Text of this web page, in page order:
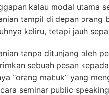
kalau modal utama
tampil di depan orang
keliru, tetapi jauh
tanpa ditunjang oleh
sebuah pesan
“orang mabuk” yang
seminar public